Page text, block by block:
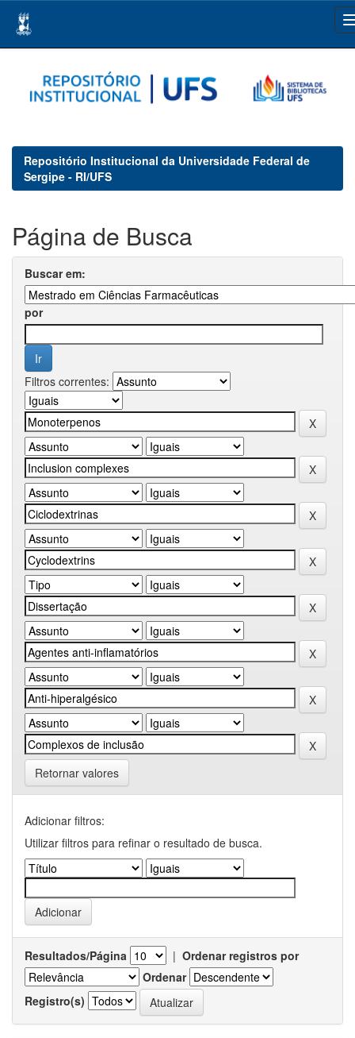
navigation
Repositório Institucional da Universidade Federal de
Sergipe - RI/UFS
Página de Busca
Buscar em:
por
Filtros correntes:
Retornar valores
Adicionar filtros:
Utilizar filtros para refinar o resultado de busca.
Resultados/Página | Ordenar registros por
Ordenar
Registro(s)